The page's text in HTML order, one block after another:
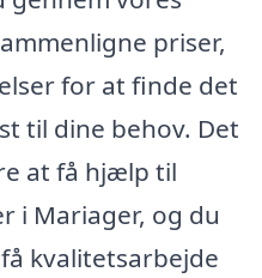
priser,
for at finde det
til dine behov. Det
at få hjælp til
i Mariager, og du
kvalitetsarbejde